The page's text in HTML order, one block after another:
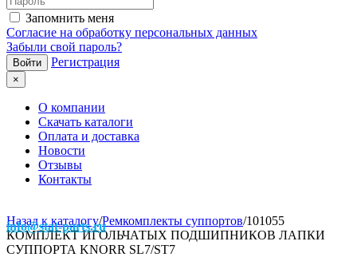
Запомнить меня
Согласие на обработку персональных данных
Забыли свой пароль?
Регистрация
×
О компании
Скачать каталоги
Оплата и доставка
Новости
Отзывы
Контакты
info@stat-parts.ru
Назад к каталогу/Ремкомплекты суппортов/101055
КОМПЛЕКТ ИГОЛЬЧАТЫХ ПОДШИПНИКОВ ЛАПКИ
СУППОРТА KNORR SL7/ST7